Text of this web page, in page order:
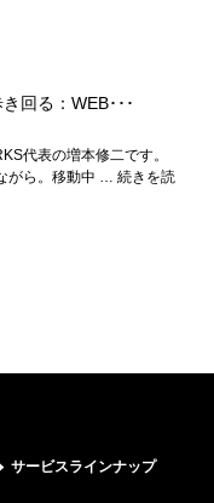
回る：WEB･･･
代表の増本修二です。
がら。移動中 … 続きを読
サービスラインナップ